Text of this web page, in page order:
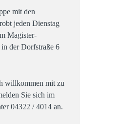
mit den
jeden Dienstag
Magister-
der Dorfstraße 6
willkommen mit zu
Sie sich im
04322 / 4014 an.